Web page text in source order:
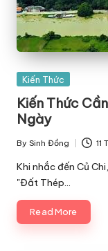
Posted
Kiến Thức
Kiến Thức
Ngày
Posted
by
By Sinh Đồng 11
Khi nhắc đến Củ
"Đất Thép…
Read More